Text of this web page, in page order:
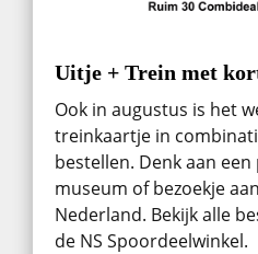
Uitje + Trein met
Ook in augustus ​is het
treinkaartje in
bestellen. Denk aan
museum of bezoekje
Nederland. Bekijk alle
de NS Spoordeelwinkel.